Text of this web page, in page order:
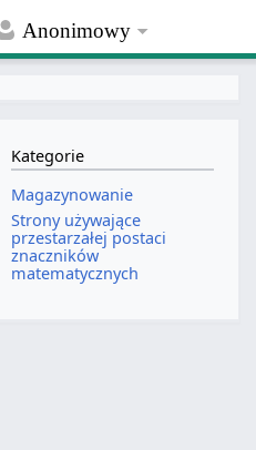
Anonimowy
Kategorie
Magazynowanie
Strony używające
przestarzałej postaci
znaczników
matematycznych